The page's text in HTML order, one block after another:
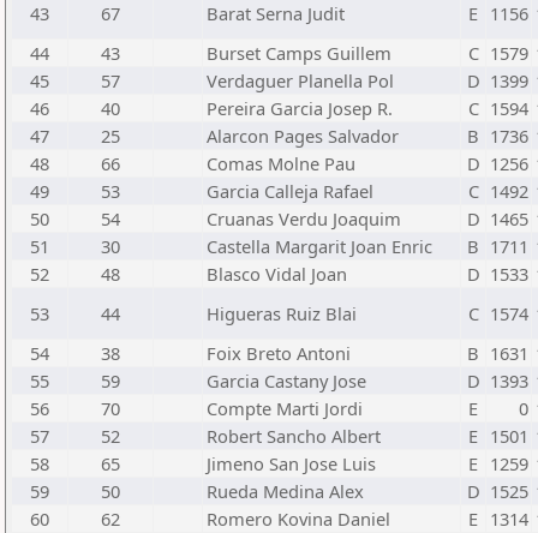
43
67 Barat Serna Judit E 1156
44
43 Burset Camps Guillem C 1579
45
57 Verdaguer Planella Pol D 1399
46
40 Pereira Garcia Josep R. C 1594
47
25 Alarcon Pages Salvador B 1736
48
66 Comas Molne Pau D 1256
49
53 Garcia Calleja Rafael C 1492
50
54 Cruanas Verdu Joaquim D 1465
51
30 Castella Margarit Joan Enric B 1711
52
48 Blasco Vidal Joan D 1533
53
44 Higueras Ruiz Blai C 1574
54
38 Foix Breto Antoni B 1631
55
59 Garcia Castany Jose D 1393
56
70 Compte Marti Jordi E 0
57
52 Robert Sancho Albert E 1501
58
65 Jimeno San Jose Luis E 1259
59
50 Rueda Medina Alex D 1525
60
62 Romero Kovina Daniel E 1314